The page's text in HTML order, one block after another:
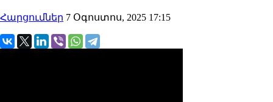
Հարցումներ 7 Օգոստոս, 2025 17:15